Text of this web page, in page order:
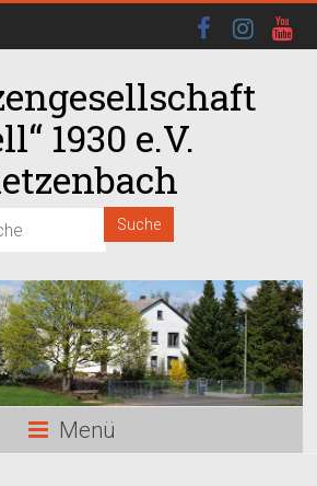
1930 e.V.
Menü